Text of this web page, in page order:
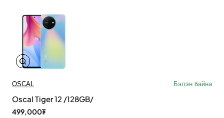
OSCAL Бэлэн байна
Oscal Tiger 12 /128GB/
499,000₮